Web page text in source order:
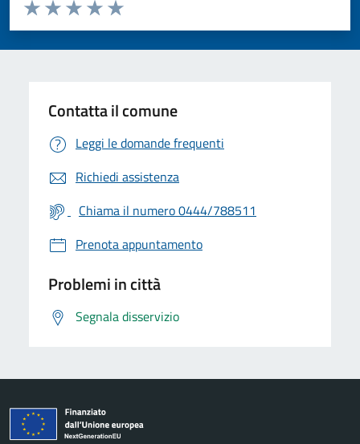
Valuta 5 stelle su 5
Valuta 4 stelle su 5
Valuta 3 stelle su 5
Valuta 2 stelle su 5
Valuta 1 stelle su 5
Contatta il comune
Leggi le domande frequenti
Richiedi assistenza
Chiama il numero 0444/788511
Prenota appuntamento
Problemi in città
Segnala disservizio